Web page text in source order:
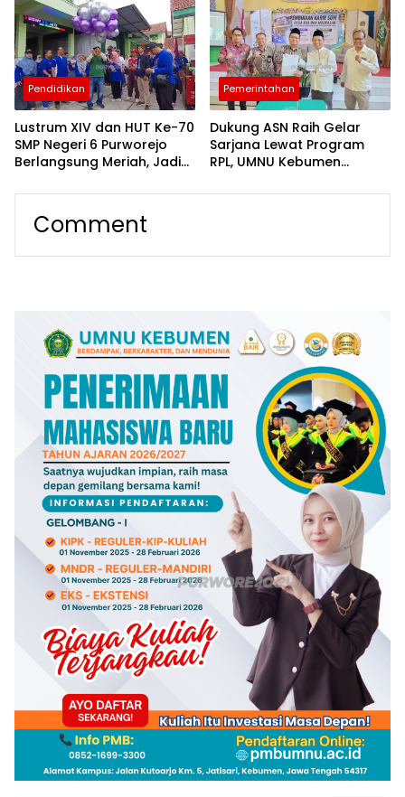
Karakter
Pendidikan
Lustrum XIV dan HUT Ke-70
SMP Negeri 6 Purworejo
Berlangsung Meriah, Jadi
Pendidikan, Karakter, dan
Sinergi Alumni
Pemerintahan
Dukung ASN Raih Gelar
Sarjana Lewat Program
RPL, UMNU Kebumen
Purbalingga Berpredikat
Comment